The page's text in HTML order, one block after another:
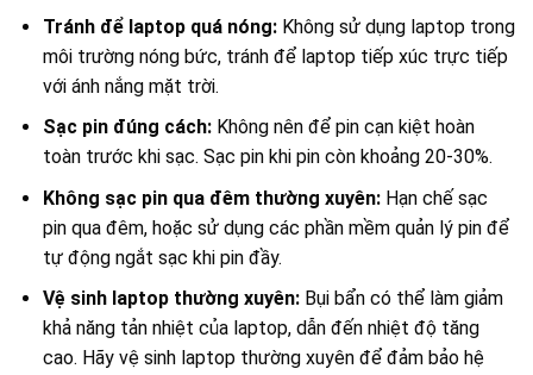
Tránh để laptop quá nóng:Không sử dụng laptop trong
môi trường nóng bức, tránh để laptop tiếp xúc trực tiếp
với ánh nắng mặt trời.
Sạc pin đúng cách:Không nên để pin cạn kiệt hoàn
toàn trước khi sạc. Sạc pin khi pin còn khoảng 20-30%.
Không sạc pin qua đêm thường xuyên:Hạn chế sạc
pin qua đêm, hoặc sử dụng các phần mềm quản lý pin để
tự động ngắt sạc khi pin đầy.
Vệ sinh laptop thường xuyên:Bụi bẩn có thể làm giảm
khả năng tản nhiệt của laptop, dẫn đến nhiệt độ tăng
cao. Hãy vệ sinh laptop thường xuyên để đảm bảo hệ